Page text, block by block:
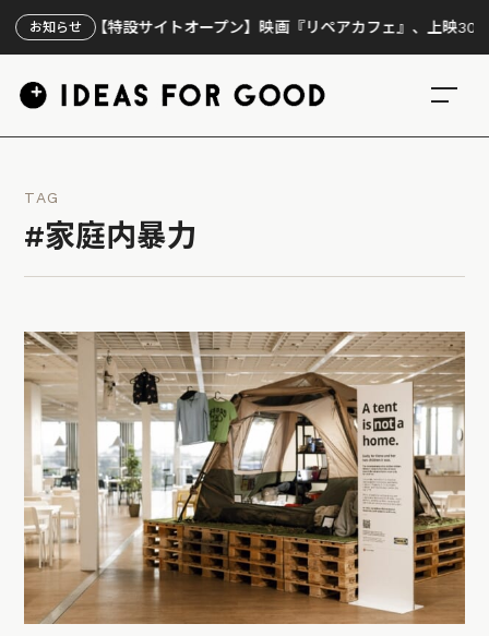
お知らせ
【特設サイトオープン】映画『リペアカフェ』、上映300回の先
TAG
#家庭内暴力